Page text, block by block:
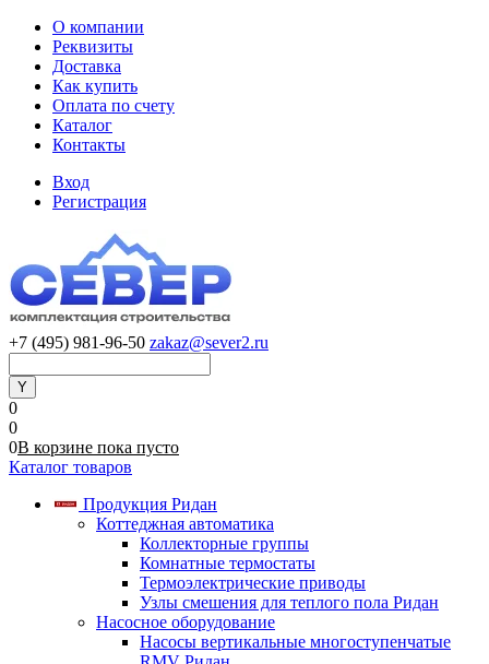
О компании
Реквизиты
Доставка
Как купить
Оплата по счету
Каталог
Контакты
Вход
Регистрация
+7 (495) 981-96-50 zakaz@sever2.ru
0
0
0В корзине пока пусто
Каталог товаров
Продукция Ридан
Коттеджная автоматика
Коллекторные группы
Комнатные термостаты
Термоэлектрические приводы
Узлы смешения для теплого пола Ридан
Насосное оборудование
Насосы вертикальные многоступенчатые